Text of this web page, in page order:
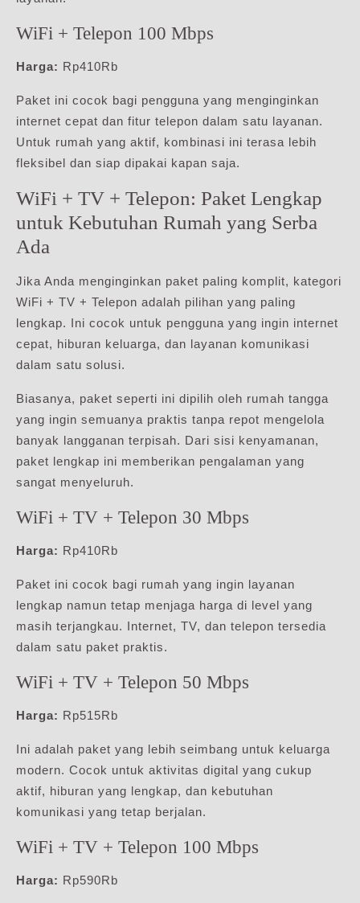
WiFi + Telepon 100 Mbps
Harga: Rp410Rb
Paket ini cocok bagi pengguna yang menginginkan
internet cepat dan fitur telepon dalam satu layanan.
Untuk rumah yang aktif, kombinasi ini terasa lebih
fleksibel dan siap dipakai kapan saja.
WiFi + TV + Telepon: Paket Lengkap
untuk Kebutuhan Rumah yang Serba
Ada
Jika Anda menginginkan paket paling komplit, kategori
WiFi + TV + Telepon adalah pilihan yang paling
lengkap. Ini cocok untuk pengguna yang ingin internet
cepat, hiburan keluarga, dan layanan komunikasi
dalam satu solusi.
Biasanya, paket seperti ini dipilih oleh rumah tangga
yang ingin semuanya praktis tanpa repot mengelola
banyak langganan terpisah. Dari sisi kenyamanan,
paket lengkap ini memberikan pengalaman yang
sangat menyeluruh.
WiFi + TV + Telepon 30 Mbps
Harga: Rp410Rb
Paket ini cocok bagi rumah yang ingin layanan
lengkap namun tetap menjaga harga di level yang
masih terjangkau. Internet, TV, dan telepon tersedia
dalam satu paket praktis.
WiFi + TV + Telepon 50 Mbps
Harga: Rp515Rb
Ini adalah paket yang lebih seimbang untuk keluarga
modern. Cocok untuk aktivitas digital yang cukup
aktif, hiburan yang lengkap, dan kebutuhan
komunikasi yang tetap berjalan.
WiFi + TV + Telepon 100 Mbps
Harga: Rp590Rb